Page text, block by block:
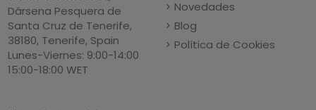
Dársena Pesquera de
Santa Cruz de Tenerife,
38180, Tenerife, Spain
Lunes-Viernes: 9:00-14:00
15:00-18:00 WET
Novedades
Blog
Política de Cookies